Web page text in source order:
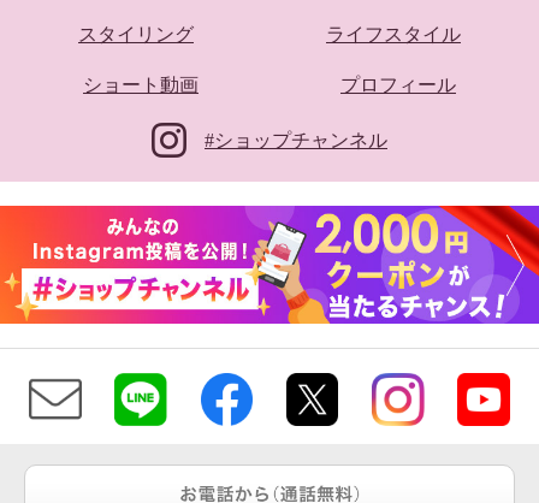
スタイリング ライフスタイル
ショート動画 プロフィール
#ショップチャンネル